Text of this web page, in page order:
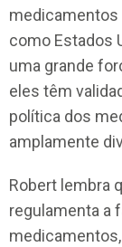
medicamentos
como Estados
uma grande
eles têm
política dos
amplamente
Robert lembra
regulamenta a